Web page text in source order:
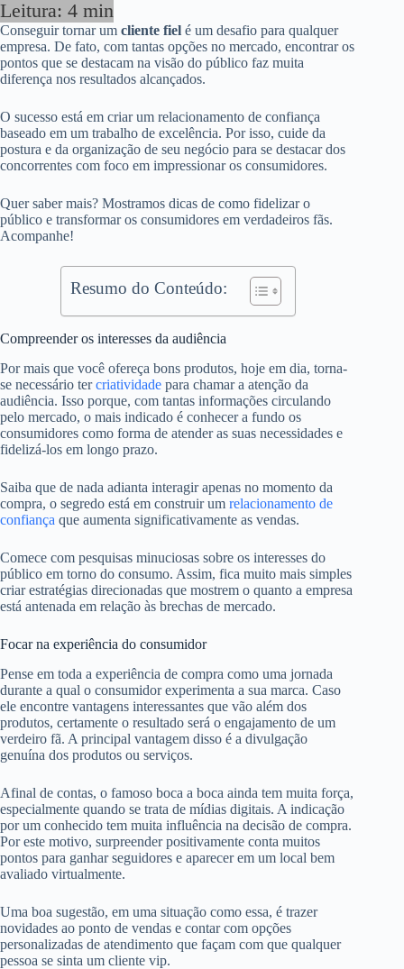
Conseguir tornar um cliente fiel é um desafio para qualquer
empresa. De fato, com tantas opções no mercado, encontrar os
pontos que se destacam na visão do público faz muita
diferença nos resultados alcançados.
O sucesso está em criar um relacionamento de confiança
baseado em um trabalho de excelência. Por isso, cuide da
postura e da organização de seu negócio para se destacar dos
concorrentes com foco em impressionar os consumidores.
Quer saber mais? Mostramos dicas de como fidelizar o
público e transformar os consumidores em verdadeiros fãs.
Acompanhe!
Resumo do Conteúdo:
Compreender os interesses da audiência
Por mais que você ofereça bons produtos, hoje em dia, torna-
se necessário tercriatividade para chamar a atenção da
audiência. Isso porque, com tantas informações circulando
pelo mercado, o mais indicado é conhecer a fundo os
consumidores como forma de atender as suas necessidades e
fidelizá-los em longo prazo.
Saiba que de nada adianta interagir apenas no momento da
compra, o segredo está em construir um relacionamento de
confiança que aumenta significativamente as vendas.
Comece com pesquisas minuciosas sobre os interesses do
público em torno do consumo. Assim, fica muito mais simples
criar estratégias direcionadas que mostrem o quanto a empresa
está antenada em relação às brechas de mercado.
Focar na experiência do consumidor
Pense em toda a experiência de compra como uma jornada
durante a qual o consumidor experimenta a sua marca. Caso
ele encontre vantagens interessantes que vão além dos
produtos, certamente o resultado será o engajamento de um
verdeiro fã. A principal vantagem disso é a divulgação
genuína dos produtos ou serviços.
Afinal de contas, o famoso boca a boca ainda tem muita força,
especialmente quando se trata de mídias digitais. A indicação
por um conhecido tem muita influência na decisão de compra.
Por este motivo, surpreender positivamente conta muitos
pontos para ganhar seguidores e aparecer em um local bem
avaliado virtualmente.
Uma boa sugestão, em uma situação como essa, é trazer
novidades ao ponto de vendas e contar com opções
personalizadas de atendimento que façam com que qualquer
pessoa se sinta um cliente vip.